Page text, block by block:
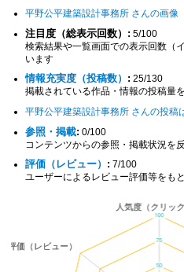
平野公平建築設計事務所 さんの画像
注目度（総表示回数）: 5/100
検索結果や一覧画面での表示回数（
います
情報充実度（投稿数） : 25/130
掲載されている作品・情報の投稿量
平野公平建築設計事務所 さんの投稿
参照・掲載: 0/100
コンテンツからの参照・掲載状況を
評価（レビュー） : 7/100
ユーザーによるレビュー評価等をも